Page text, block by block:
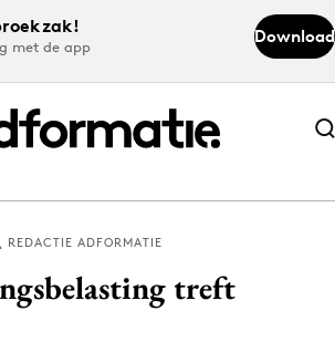
met de app
Download
Abonneer nu
Abonneer nu
REDACTIE ADFORMATIE
treft